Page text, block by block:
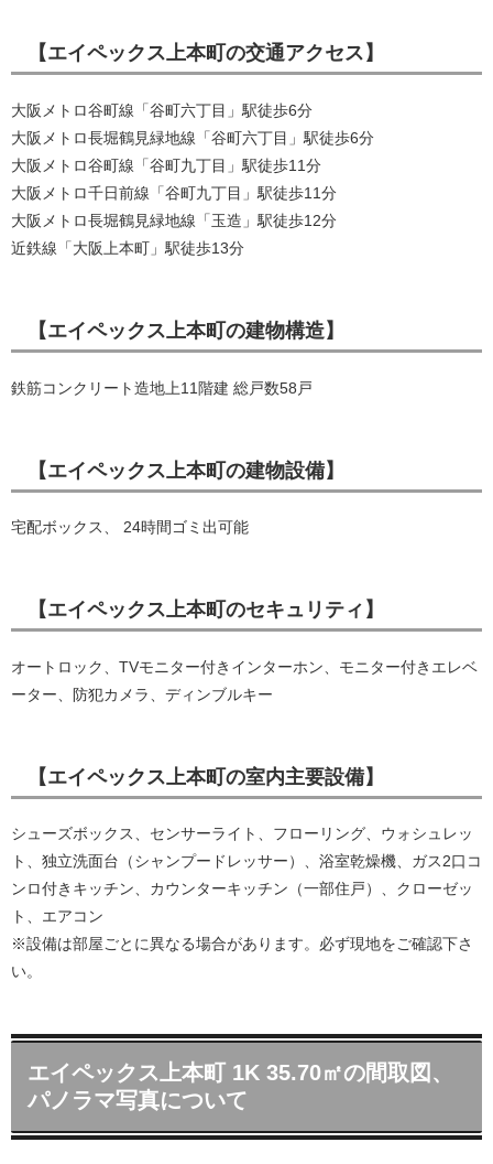
【エイペックス上本町の交通アクセス】
大阪メトロ谷町線「谷町六丁目」駅徒歩6分
大阪メトロ長堀鶴見緑地線「谷町六丁目」駅徒歩6分
大阪メトロ谷町線「谷町九丁目」駅徒歩11分
大阪メトロ千日前線「谷町九丁目」駅徒歩11分
大阪メトロ長堀鶴見緑地線「玉造」駅徒歩12分
近鉄線「大阪上本町」駅徒歩13分
【エイペックス上本町の建物構造】
鉄筋コンクリート造地上11階建 総戸数58戸
【エイペックス上本町の建物設備】
宅配ボックス、 24時間ゴミ出可能
【エイペックス上本町のセキュリティ】
オートロック、TVモニター付きインターホン、モニター付きエレベ
ーター、防犯カメラ、ディンブルキー
【エイペックス上本町の室内主要設備】
シューズボックス、センサーライト、フローリング、ウォシュレッ
ト、独立洗面台（シャンプードレッサー）、浴室乾燥機、ガス2口コ
ンロ付きキッチン、カウンターキッチン（一部住戸）、クローゼッ
ト、エアコン
※設備は部屋ごとに異なる場合があります。必ず現地をご確認下さ
い。
エイペックス上本町 1K 35.70㎡の間取図、
パノラマ写真について